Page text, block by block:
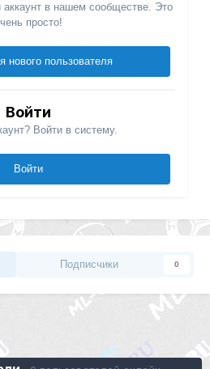
аккаунт в нашем сообществе. Это
просто!
нового пользователя
Войти
Войти в систему.
Войти
Подписчики 0